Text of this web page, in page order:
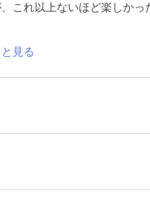
これ以上ないほど楽しかっ
見る